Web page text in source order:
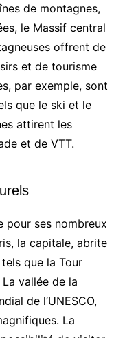
de montagnes,
le Massif central
offrent de
et de tourisme
par exemple, sont
que le ski et le
attirent les
et de VTT.
pour ses nombreux
la capitale, abrite
que la Tour
vallée de la
de l’UNESCO,
La